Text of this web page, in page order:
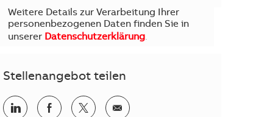
Weitere Details zur Verarbeitung Ihrer
personenbezogenen Daten finden Sie in
unserer Datenschutzerklärung.
Stellenangebot teilen
Teilen via LinkedInTeilen via Facebook
Teilen via Twitter
Teilen via E-Mail